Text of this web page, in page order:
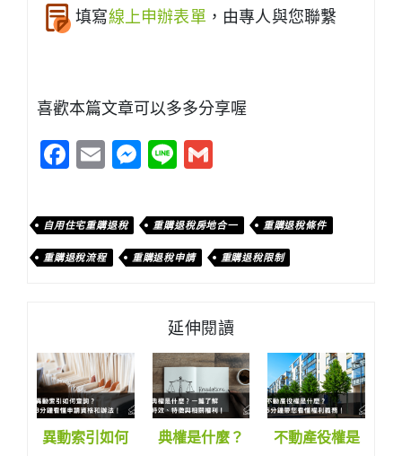
填寫線上申辦表單 ，由專人與您聯繫
喜歡本篇文章可以多多分享喔
Facebook
EmailMessenger
Line
自用住宅重購退稅 重購退稅房地合一 重購退稅條件
重購退稅流程 重購退稅申請 重購退稅限制
延伸閱讀
異動索引如何
典權是什麼？
不動產役權是